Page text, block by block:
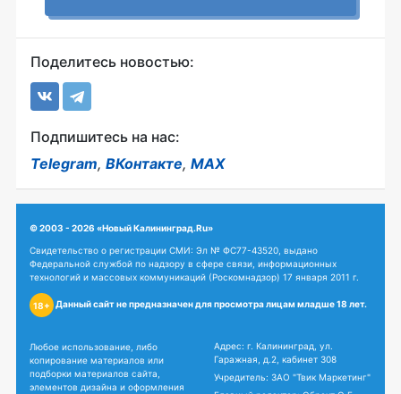
Поделитесь новостью:
Подпишитесь на нас:
Telegram, ВКонтакте, MAX
© 2003 - 2026 «Новый Калининград.Ru»
Свидетельство о регистрации СМИ: Эл № ФС77-43520, выдано
Федеральной службой по надзору в сфере связи, информационных
технологий и массовых коммуникаций (Роскомнадзор) 17 января 2011 г.
18+ Данный сайт не предназначен для просмотра лицам младше 18 лет.
Любое использование, либо
копирование материалов или
подборки материалов сайта,
элементов дизайна и оформления
Адрес: г. Калининград, ул.
Гаражная, д.2, кабинет 308
Учредитель: ЗАО "Твик Маркетинг"